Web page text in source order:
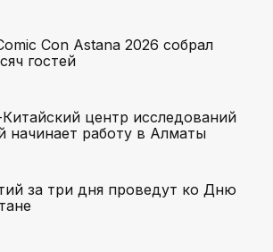
Con Astana 2026 собрал
гостей
Китайский центр исследований
начинает работу в Алматы
за три дня проведут ко Дню